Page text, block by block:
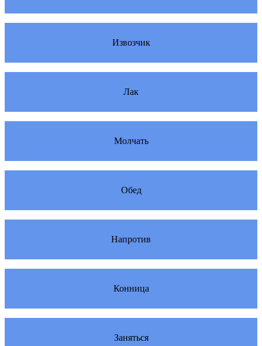
Извозчик
Лак
Молчать
Обед
Напротив
Конница
Заняться